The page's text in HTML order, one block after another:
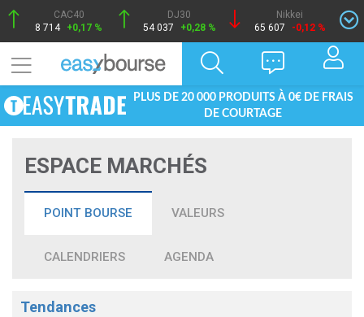
CAC40
8 714 +0,17 %
DJ30
54 037
+0,28 %
Nikkei
65 607
-0,12 %
PLUS DE 20 000 PRODUITS À 0€ DE FRAIS
DE COURTAGE
ESPACE MARCHÉS
POINT BOURSE VALEURS
CALENDRIERS AGENDA
Tendances